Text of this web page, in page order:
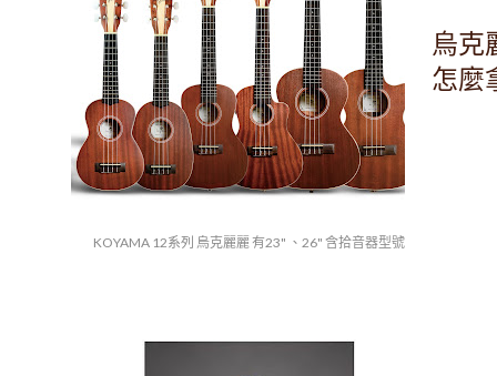
KOYAMA 12系列 烏克麗麗 有23" 、26" 含拾音器型號
烏克
怎麼